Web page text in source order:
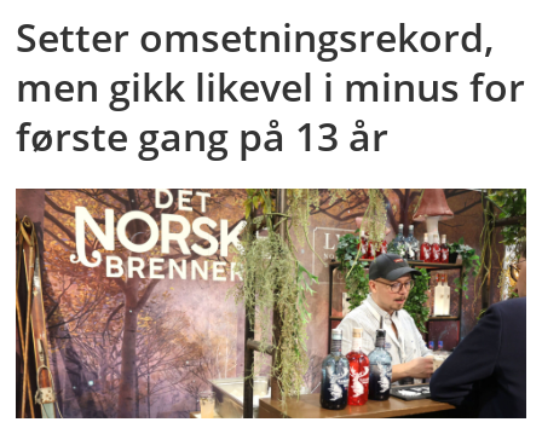
Setter omsetningsrekord,
men gikk likevel i minus for
første gang på 13 år